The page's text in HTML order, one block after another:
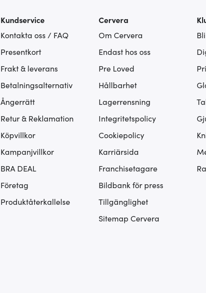
Kundservice
Kontakta oss / FAQ
Presentkort
Frakt & leverans
Betalningsalternativ
Ångerrätt
Retur & Reklamation
Köpvillkor
Kampanjvillkor
BRA DEAL
Företag
Produktåterkallelse
Cervera
Om Cervera
Endast hos oss
Pre Loved
Hållbarhet
Lagerrensning
Integritetspolicy
Cookiepolicy
Karriärsida
Franchisetagare
Bildbank för press
Tillgänglighet
Sitemap Cervera